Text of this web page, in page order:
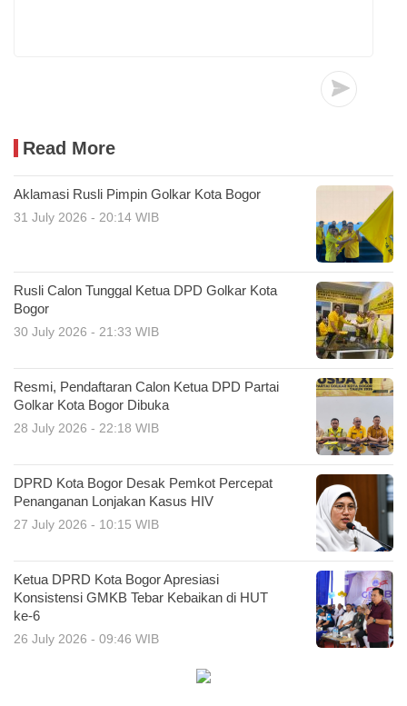
Read More
Aklamasi Rusli Pimpin Golkar Kota Bogor
31 July 2026 - 20:14 WIB
Rusli Calon Tunggal Ketua DPD Golkar Kota
Bogor
30 July 2026 - 21:33 WIB
Resmi, Pendaftaran Calon Ketua DPD Partai
Golkar Kota Bogor Dibuka
28 July 2026 - 22:18 WIB
DPRD Kota Bogor Desak Pemkot Percepat
Penanganan Lonjakan Kasus HIV
27 July 2026 - 10:15 WIB
Ketua DPRD Kota Bogor Apresiasi
Konsistensi GMKB Tebar Kebaikan di HUT
ke-6
26 July 2026 - 09:46 WIB